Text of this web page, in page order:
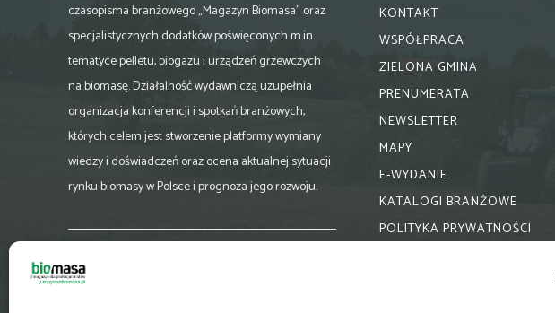
czasopisma branżowego „Magazyn Biomasa” oraz
specjalistycznych dodatków poświęconych m.in.
tematyce pelletu, biogazu i urządzeń grzewczych
na biomasę. Działalność wydawniczą uzupełnia
organizacja konferencji i spotkań branżowych,
których celem jest stworzenie platformy wymiany
wiedzy i doświadczeń oraz ocena aktualnej sytuacji
rynku biomasy w Polsce i prognoza jego rozwoju.
biuro@magazynbiomasa.pl
KONTAKT
WSPÓŁPRACA
ZIELONA GMINA
PRENUMERATA
NEWSLETTER
MAPY
E-WYDANIE
KATALOGI BRANŻOWE
POLITYKA PRYWATNOŚCI